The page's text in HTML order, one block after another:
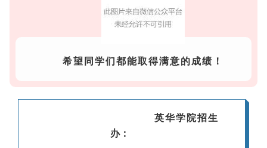
希望同学们都能取得满意的成绩！
英华学院招生
办：